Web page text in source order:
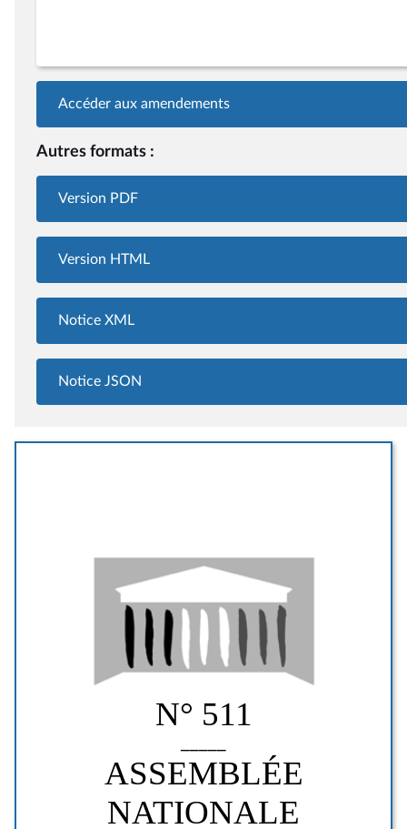
Accéder aux amendements
Autres formats :
Version PDF
Version HTML
Notice XML
Notice JSON